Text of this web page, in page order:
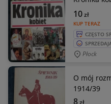
KUP TERAZ
10zł
CZĘSTO
Płock
O mój
1914/39
8zł